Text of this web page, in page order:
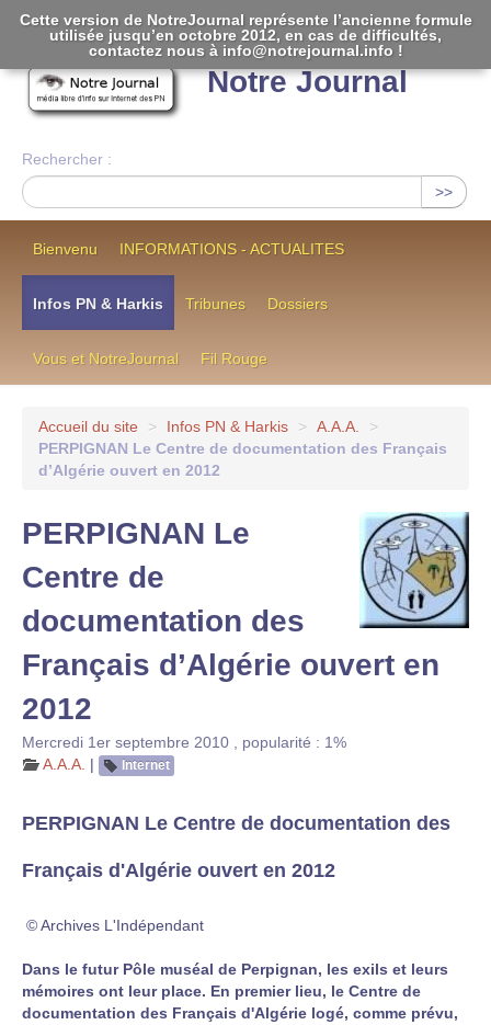
Notre Journal
Rechercher :
>>
Bienvenu INFORMATIONS - ACTUALITES
Infos PN & Harkis Tribunes Dossiers
Vous et NotreJournal Fil Rouge
Accueil du site > Infos PN & Harkis > A.A.A.
>
PERPIGNAN Le Centre de documentation des Français
d’Algérie ouvert en 2012
PERPIGNAN Le
Centre de
documentation des
Français d’Algérie ouvert en
2012
Mercredi 1er septembre 2010
popularité : 1%
A.A.A. | Internet
PERPIGNAN Le Centre de documentation des
Français d'Algérie ouvert en 2012
© Archives L'Indépendant
Dans le futur Pôle muséal de Perpignan, les exils et leurs
mémoires ont leur place. En premier lieu, le Centre de
documentation des Français d'Algérie logé, comme prévu,
Cette version de NotreJournal représente l’ancienne formule
utilisée jusqu’en octobre 2012, en cas de difficultés,
contactez nous à info@notrejournal.info !